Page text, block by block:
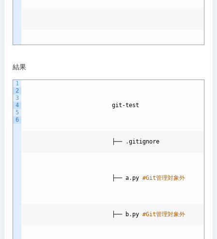
結果
1
2
3
4
5
6
git -test
                          ├──
.gitignore
                          ├──
a. py #Git管理対象外
                          ├──
b. py #Git管理対象外